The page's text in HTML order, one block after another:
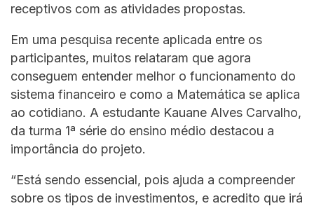
receptivos com as atividades propostas.
Em uma pesquisa recente aplicada entre os
participantes, muitos relataram que agora
conseguem entender melhor o funcionamento do
sistema financeiro e como a Matemática se aplica
ao cotidiano. A estudante Kauane Alves Carvalho,
da turma 1ª série do ensino médio destacou a
importância do projeto.
“Está sendo essencial, pois ajuda a compreender
sobre os tipos de investimentos, e acredito que irá